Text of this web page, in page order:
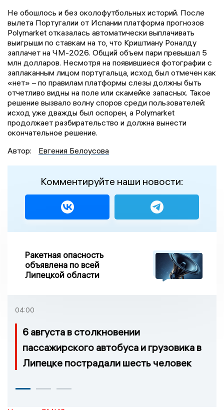
Не обошлось и без околофутбольных историй. После
вылета Португалии от Испании платформа прогнозов
Polymarket отказалась автоматически выплачивать
выигрыши по ставкам на то, что Криштиану Роналду
заплачет на ЧМ-2026. Общий объем пари превышал 5
млн долларов. Несмотря на появившиеся фотографии с
заплаканным лицом португальца, исход был отмечен как
«нет» – по правилам платформы слезы должны быть
отчетливо видны на поле или скамейке запасных. Такое
решение вызвало волну споров среди пользователей:
исход уже дважды был оспорен, а Polymarket
продолжает разбирательство и должна вынести
окончательное решение.
Автор:
Евгения Белоусова
Комментируйте наши новости:
Ракетная опасность
объявлена по всей
Липецкой области
04:00
6 августа в столкновении
пассажирского автобуса и грузовика в
Липецке пострадали шесть человек